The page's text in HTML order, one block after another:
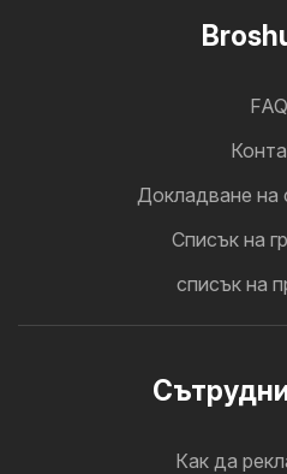
FAQ
Докладване на
Cписък на
списък на
Как да